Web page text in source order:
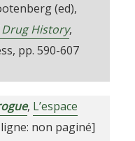
(ed),
History,
pp. 590-607
, L’espace
non paginé]